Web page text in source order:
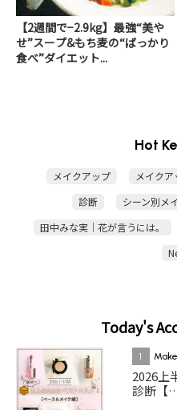
【2週間で−2.9kg】最強“美や
せ”スープ&もち麦の“ばっかり
食べ”ダイエット...
Hot
メイクアップ メイク
診断
シーン別メ
田中みな実｜花が言うには。
Today's
1
2026上
診断【